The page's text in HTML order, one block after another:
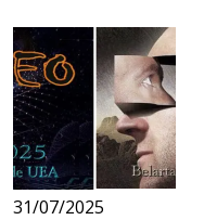
31/07/2025